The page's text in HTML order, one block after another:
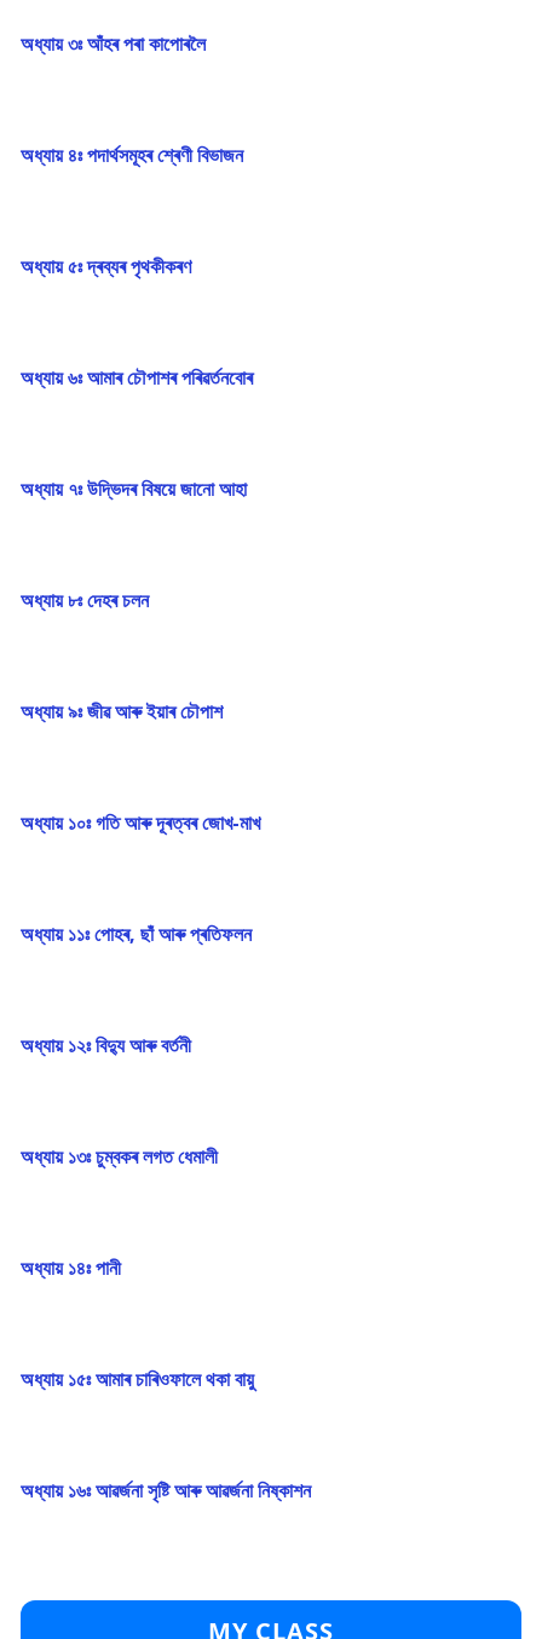
অধ্যায় ৩ঃ আঁহৰ পৰা কাপোৰলৈ
অধ্যায় ৪ঃ পদাৰ্থসমূহৰ শ্ৰেণী বিভাজন
অধ্যায় ৫ঃ দ্ৰব্যৰ পৃথকীকৰণ
অধ্যায় ৬ঃ আমাৰ চৌপাশৰ পৰিৱৰ্তনবোৰ
অধ্যায় ৭ঃ উদ্ভিদৰ বিষয়ে জানো আহা
অধ্যায় ৮ঃ দেহৰ চলন
অধ্যায় ৯ঃ জীৱ আৰু ইয়াৰ চৌপাশ
অধ্যায় ১০ঃ গতি আৰু দূৰত্বৰ জোখ-মাখ
অধ্যায় ১১ঃ পোহৰ, ছাঁ আৰু প্ৰতিফলন
অধ্যায় ১২ঃ বিদ্যু আৰু বৰ্তনী
অধ্যায় ১৩ঃ চুম্বকৰ লগত ধেমালী
অধ্যায় ১৪ঃ পানী
অধ্যায় ১৫ঃ আমাৰ চাৰিওফালে থকা বায়ু
অধ্যায় ১৬ঃ আৱৰ্জনা সৃষ্টি আৰু আৱৰ্জনা নিষ্কাশন
MY CLASS